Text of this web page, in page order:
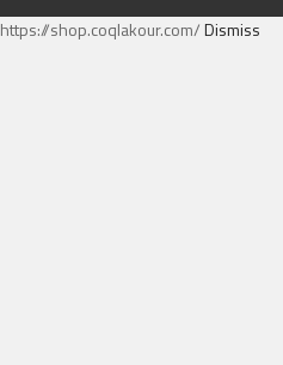
https://shop.coqlakour.com/Dismiss